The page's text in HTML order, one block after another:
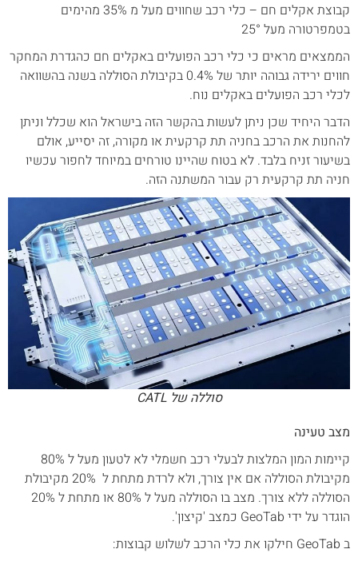
קבוצת אקלים חם – כלי רכב שחווים מעל מ 35% מהימים
בטמפרטורה מעל 25°
הממצאים מראים כי כלי רכב הפועלים באקלים חם כהגדרת המחקר
חווים ירידה גבוהה יותר של 0.4% בקיבולת הסוללה בשנה בהשוואה
לכלי רכב הפועלים באקלים נוח.
הדבר היחיד שכן ניתן לעשות בהקשר הזה בישראל הוא שכלל וניתן
להחנות את הרכב בחניה תת קרקעית או מקורה, זה יסייע, אולם
בשיעור זניח בלבד. לא בטוח שהיינו טורחים במיוחד לחפור עכשיו
חניה תת קרקעית רק עבור המשתנה הזה.
סוללה של CATL
מצב טעינה
קיימות המון המלצות לבעלי רכב חשמלי לא לטעון מעל ל 80%
מקיבולת הסוללה אם אין צורך, ולא לרדת מתחת ל 20% מקיבולת
הסוללה ללא צורך. מצב בו הסוללה מעל ל 80% או מתחת ל 20%
הוגדר על ידי GeoTab כמצב 'קיצון'.
ב GeoTab חילקו את כלי הרכב לשלוש קבוצות: